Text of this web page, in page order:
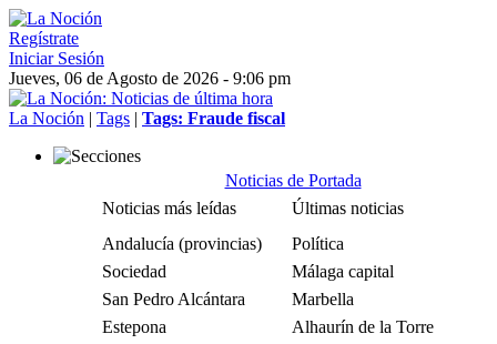
Regístrate
Iniciar Sesión
Jueves, 06 de Agosto de 2026 - 9:06 pm
La Noción | Tags | Tags: Fraude fiscal
Noticias de Portada
Noticias más leídas
Últimas noticias
Andalucía (provincias)
Política
Sociedad
Málaga capital
San Pedro Alcántara
Marbella
Estepona
Alhaurín de la Torre